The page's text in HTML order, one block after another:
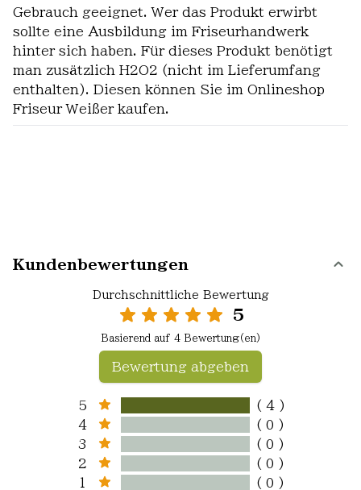
Gebrauch geeignet. Wer das Produkt erwirbt
sollte eine Ausbildung im Friseurhandwerk
hinter sich haben. Für dieses Produkt benötigt
man zusätzlich H2O2 (nicht im Lieferumfang
enthalten). Diesen können Sie im Onlineshop
Friseur Weißer kaufen.
Kundenbewertungen
Durchschnittliche Bewertung
5
Basierend auf 4 Bewertung(en)
Bewertung abgeben
5
( 4 )
4
( 0 )
3
( 0 )
2
( 0 )
1
( 0 )